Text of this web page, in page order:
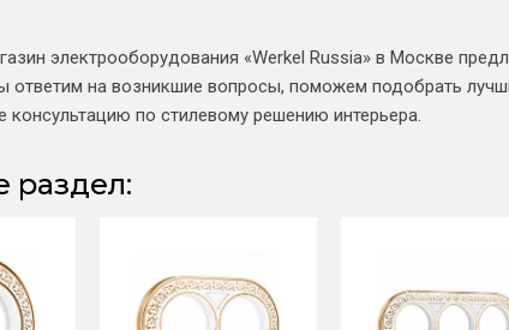
электрооборудования «Werkel Russia» в Москве
ответим на возникшие вопросы, поможем подобрать
консультацию по стилевому решению интерьера.
раздел: